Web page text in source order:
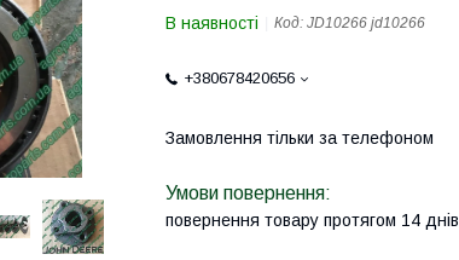
В наявності Код: JD10266 jd10266
+380678420656
Замовлення тільки за телефоном
повернення товару протягом 14 днів